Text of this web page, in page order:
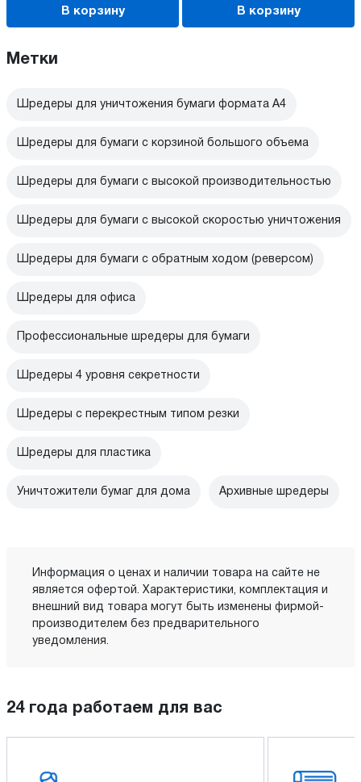
В корзину В корзину
Метки
Шредеры для уничтожения бумаги формата А4
Шредеры для бумаги с корзиной большого объема
Шредеры для бумаги с высокой производительностью
Шредеры для бумаги с высокой скоростью уничтожения
Шредеры для бумаги с обратным ходом (реверсом)
Шредеры для офиса
Профессиональные шредеры для бумаги
Шредеры 4 уровня секретности
Шредеры с перекрестным типом резки
Шредеры для пластика
Уничтожители бумаг для дома Архивные шредеры
Информация о ценах и наличии товара на сайте не
является офертой. Характеристики, комплектация и
внешний вид товара могут быть изменены фирмой-
производителем без предварительного
уведомления.
24 года работаем для вас